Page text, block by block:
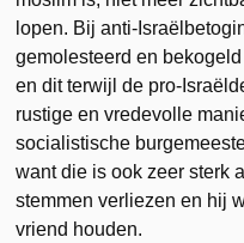
lopen. Bij anti-
gemolesteerd en
en dit terwijl de pro-
rustige en vredevolle
socialistische
want die is ook zeer sterk
stemmen verliezen en hij
vriend houden.